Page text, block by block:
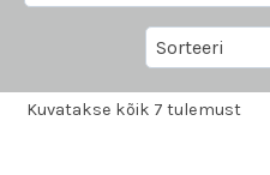
Kuvatakse kõik 7 tulemust